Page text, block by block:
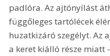
padlóra. Az ajtónyílást
függőleges tartólécek
huzatkizáró szegélyt. Az
a keret kiálló része miatt